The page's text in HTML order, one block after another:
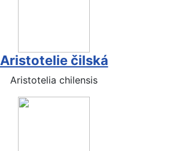
Aristotelie čilská
Aristotelia chilensis